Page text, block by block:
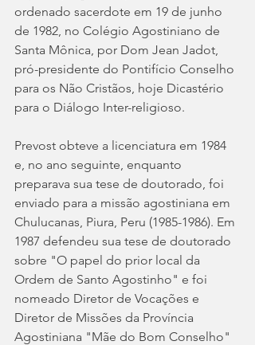
ordenado sacerdote em 19 de junho
de 1982, no Colégio Agostiniano de
Santa Mônica, por Dom Jean Jadot,
pró-presidente do Pontifício Conselho
para os Não Cristãos, hoje Dicastério
para o Diálogo Inter-religioso.
Prevost obteve a licenciatura em 1984
e, no ano seguinte, enquanto
preparava sua tese de doutorado, foi
enviado para a missão agostiniana em
Chulucanas, Piura, Peru (1985-1986). Em
1987 defendeu sua tese de doutorado
sobre "O papel do prior local da
Ordem de Santo Agostinho" e foi
nomeado Diretor de Vocações e
Diretor de Missões da Província
Agostiniana "Mãe do Bom Conselho"